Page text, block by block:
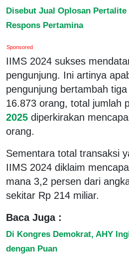
Disebut Jual Oplosan
Respons Pertamina
Sponsored
IIMS 2024 sukses
pengunjung. Ini artinya
pengunjung bertambah
16.873 orang, total jumlah
2025 diperkirakan
orang.
Sementara total transaksi
IIMS 2024 diklaim
mana 3,2 persen dari
sekitar Rp 214 miliar.
Baca Juga :
Di Kongres Demokrat, AHY
dengan Puan